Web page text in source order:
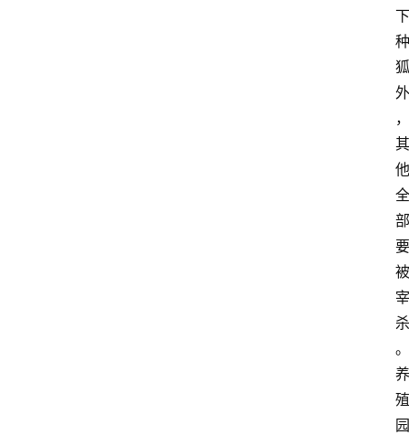
下
种
狐
外
，
其
他
全
部
要
被
宰
杀
。
养
殖
园